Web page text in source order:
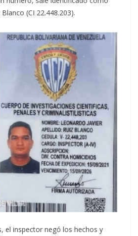
(CI 22.448.203).
el inspector negó los hechos y